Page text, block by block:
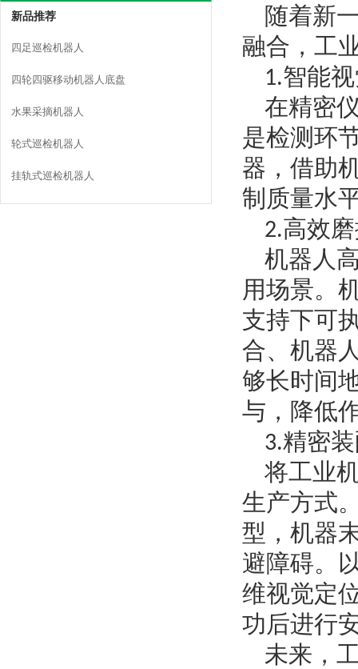
新品推荐
四足巡检机器人
四轮四驱移动机器人底盘
水果采摘机器人
轮式巡检机器人
挂轨式巡检机器人
随着新
融合，工
1.智能
在精密
是检测环
器，借助
制质量水
2.高效
机器人
用场景。
支持下可
合、机器
够长时间
与，降低
3.精密
将工业
生产方式
型，机器
避障碍。
维视觉定
功后进行
未来，